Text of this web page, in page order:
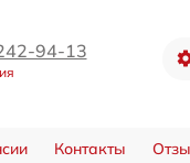
94-13
Контакты